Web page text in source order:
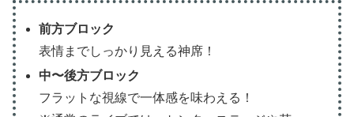
前方ブロック
表情までしっかり見える神席！
中〜後方ブロック
フラットな視線で一体感を味わえる！